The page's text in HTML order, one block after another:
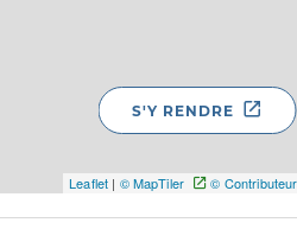
Leaflet | © MapTiler ©
S'Y RENDRE